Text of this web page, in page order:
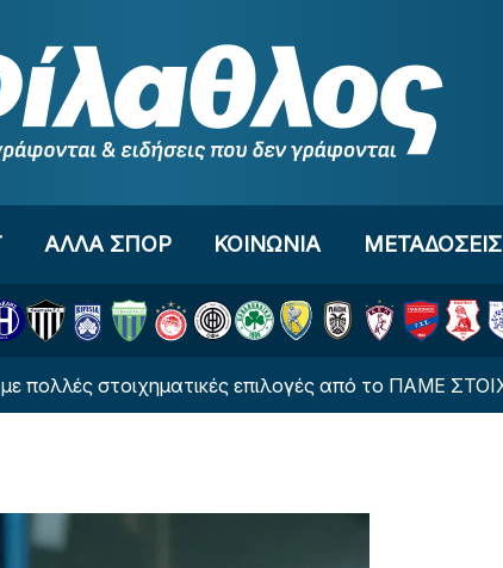
ΑΛΛΑ ΣΠΟΡ ΚΟΙΝΩΝΙΑ ΜΕΤΑΔΟΣΕΙΣ
επιλογές από το ΠΑΜΕ ΣΤΟΙΧΗΜΑ